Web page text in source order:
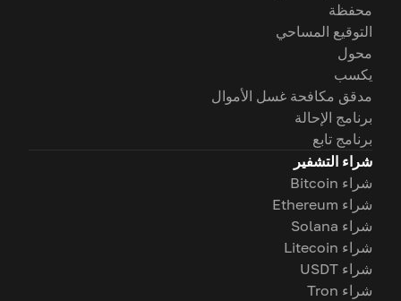
محفظة
التوقيع المساحي
محول
يكسب
مدقق مكافحة غسل الأموال
برنامج الإحالة
برنامج تابع
شراء التشفير
شراء Bitcoin
شراء Ethereum
شراء Solana
شراء Litecoin
شراء USDT
شراء Tron